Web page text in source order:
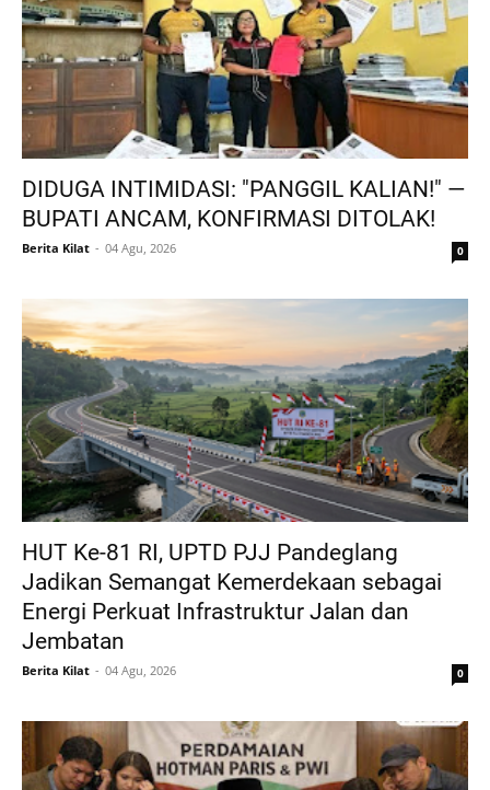
DIDUGA INTIMIDASI: "PANGGIL KALIAN!" —
BUPATI ANCAM, KONFIRMASI DITOLAK!
Berita Kilat 04 Agu, 2026 0
HUT Ke-81 RI, UPTD PJJ Pandeglang
Jadikan Semangat Kemerdekaan sebagai
Energi Perkuat Infrastruktur Jalan dan
Jembatan
Berita Kilat 04 Agu, 2026 0